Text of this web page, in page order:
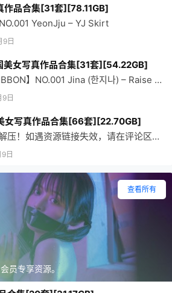
作品合集[31套][78.11GB]
YeonJju – YJ Skirt
9日
美女写真作品合集[31套][54.22GB]
预览图 目录 【PINK_RIBBON】NO.001 Jina (한지나) – Raise Jina
9日
女写真作品合集[66套][22.70GB]
所有资源请勿在网盘中解压！如遇资源链接失效，请在评论区留言，会尽快修复！ 合集资源使用的是分卷压缩，请确保文件下载完整再解压。不会解压请前往帮助中心，查看解压教程。G.su，Jeon Ji Su 韩国…
日
员专享资源。
查看所有